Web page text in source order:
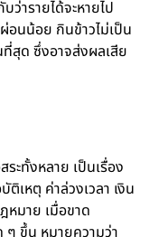
ว่ารายได้จะหายไป
อนน้อย กินข้าวไม่เป็น
ที่สุด ซึ่งอาจส่งผลเสีย
ะทั้งหลาย เป็นเรื่อง
เหตุ ค่าล่วงเวลา เงิน
หมาย เมื่อขาด